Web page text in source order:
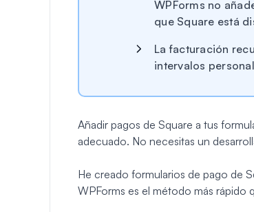
WPForms no
que Square está
La facturación
intervalos
Añadir pagos de Square a tus
adecuado. No necesitas un
He creado formularios de pago de
WPForms es el método más rápido